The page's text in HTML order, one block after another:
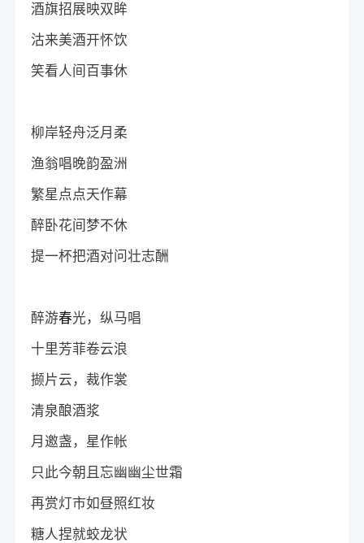
酒旗招展映双眸
沽来美酒开怀饮
笑看人间百事休
柳岸轻舟泛月柔
渔翁唱晚韵盈洲
繁星点点天作幕
醉卧花间梦不休
提一杯把酒对问壮志酬
醉游春光，纵马唱
十里芳菲卷云浪
撷片云，裁作裳
清泉酿酒浆
月邀盏，星作帐
只此今朝且忘幽幽尘世霜
再赏灯市如昼照红妆
糖人捏就蛟龙状